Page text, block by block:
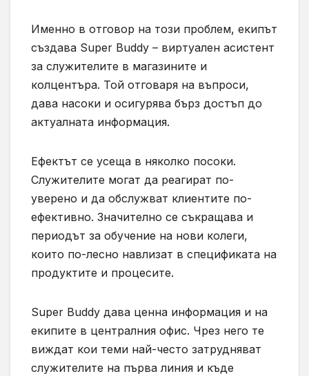
Именно в отговор на този проблем, екипът
създава Super Buddy – виртуален асистент
за служителите в магазините и
колцентъра. Той отговаря на въпроси,
дава насоки и осигурява бърз достъп до
актуалната информация.
Ефектът се усеща в няколко посоки.
Служителите могат да реагират по-
уверено и да обслужват клиентите по-
ефективно. Значително се съкращава и
периодът за обучение на нови колеги,
които по-лесно навлизат в спецификата на
продуктите и процесите.
Super Buddy дава ценна информация и на
екипите в централния офис. Чрез него те
виждат кои теми най-често затрудняват
служителите на първа линия и къде